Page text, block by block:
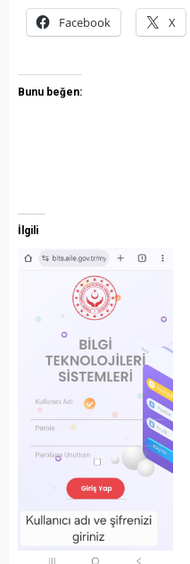
Facebook X
Bunu beğen:
İlgili